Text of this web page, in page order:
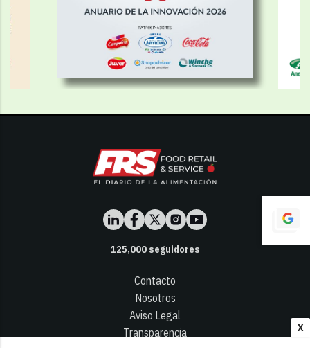
X
125,000seguidores
Contacto
Nosotros
Aviso Legal
Transparencia